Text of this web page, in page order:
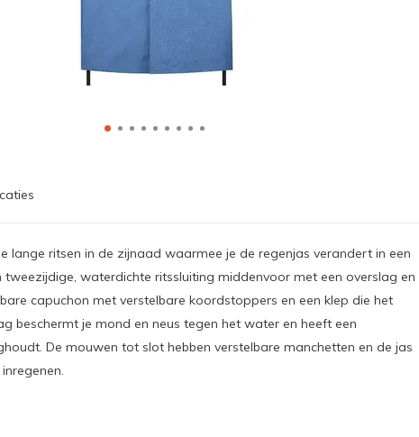
lange ritsen in de zijnaad waarmee je de regenjas verandert in een
waterdichte ritssluiting middenvoor met een overslag en
capuchon met verstelbare koordstoppers en een klep die het
beschermt je mond en neus tegen het water en heeft een
De mouwen tot slot hebben verstelbare manchetten en de jas